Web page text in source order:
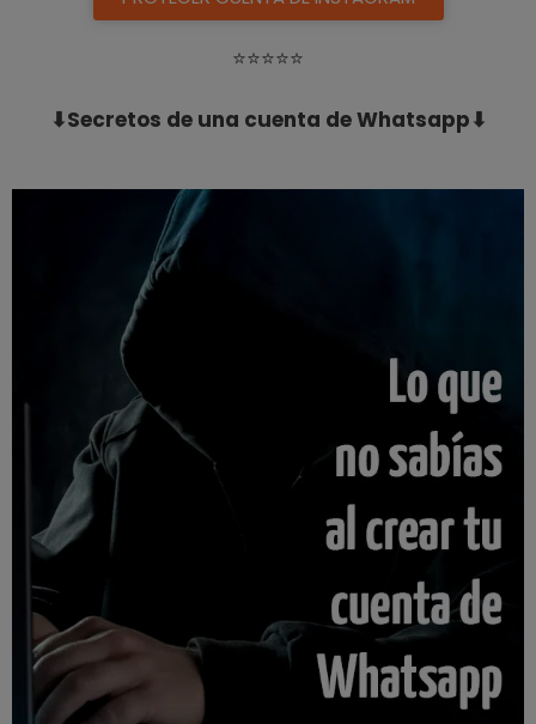
⭐️⭐️⭐️⭐️⭐️
⬇Secretos de una cuenta de Whatsapp⬇